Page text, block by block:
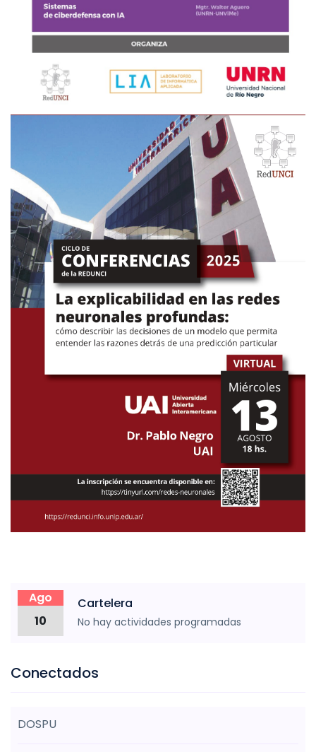
Ago
10
Cartelera
No hay actividades programadas
Conectados
DOSPU